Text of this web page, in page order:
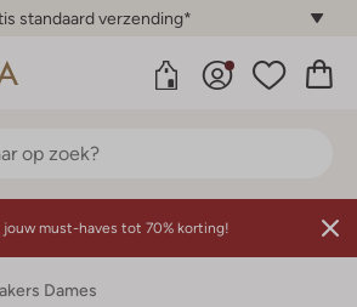
standaard verzending*
jouw must-haves tot 70% korting!
Dames